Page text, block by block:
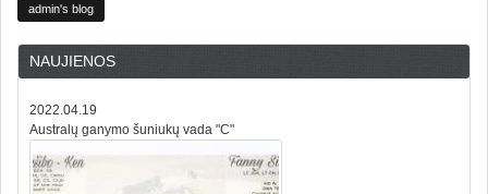
admin's blog
NAUJIENOS
2022.04.19
Australų ganymo šuniukų vada "C"